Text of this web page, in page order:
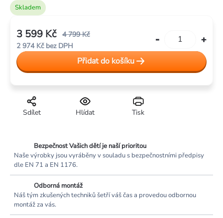
Skladem
Tisk
Hlídat
Sdílet
4 799 Kč
3 599 Kč
2 974 Kč bez DPH
Měrná
cena:
Přidat do košíku
Bezpečnost Vašich dětí je naší prioritou
Naše výrobky jsou vyráběny v souladu s bezpečnostními předpisy
dle EN 71 a EN 1176.
Odborná montáž
Náš tým zkušených techniků šetří váš čas a provedou odbornou
montáž za vás.